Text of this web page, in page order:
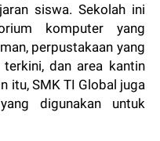
siswa. Sekolah ini
komputer yang
perpustakaan yang
dan area kantin
itu, SMK TI Global juga
digunakan untuk